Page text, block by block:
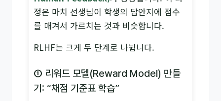
정은 마치 선생님이 학생의 답안지에 점수
를 매겨서 가르치는 것과 비슷합니다.
RLHF는 크게 두 단계로 나뉩니다.
① 리워드 모델(Reward Model) 만들
기: “채점 기준표 학습”